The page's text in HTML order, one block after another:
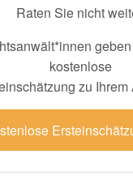
Raten Sie nicht
kostenlose
zu Ihrem